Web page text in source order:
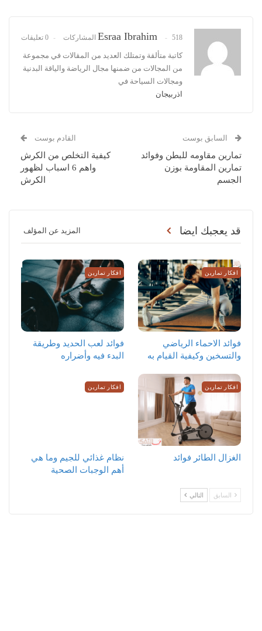
Esraa Ibrahim 518 المشاركات 0 تعليقات
كاتبة متألقة وتمتلك العديد من المقالات في مجموعة
من المجالات من ضمنها مجال الرياضة والياقة البدنية
ومجالات السياحة في
اذربيجان
السابق بوست
تمارين مقاومه للبطن وفوائد
تمارين المقاومة بوزن
الجسم
القادم بوست
كيفية التخلص من الكرش
واهم 6 اسباب لظهور
الكرش
قد يعجبك ايضا المزيد عن المؤلف
افكار تمارين
‏فوائد الاحماء الرياضي
والتسخين وكيفية القيام به
افكار تمارين
فوائد لعب الحديد وطريقة
البدء فيه وأضراره
افكار تمارين
الغزال الطائر فوائد
افكار تمارين
نظام غذائي للجيم وما هي
أهم الوجبات الصحية
السابق التالي